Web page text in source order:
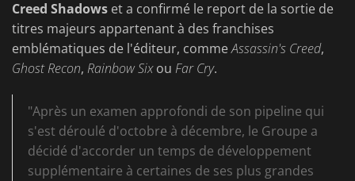
Creed Shadows et a confirmé le report de la sortie de
titres majeurs appartenant à des franchises
emblématiques de l'éditeur, commeAssassin's Creed,
Ghost Recon, Rainbow Sixou Far Cry.
"Après un examen approfondi de son pipeline qui
s'est déroulé d'octobre à décembre, le Groupe a
décidé d'accorder un temps de développement
supplémentaire à certaines de ses plus grandes